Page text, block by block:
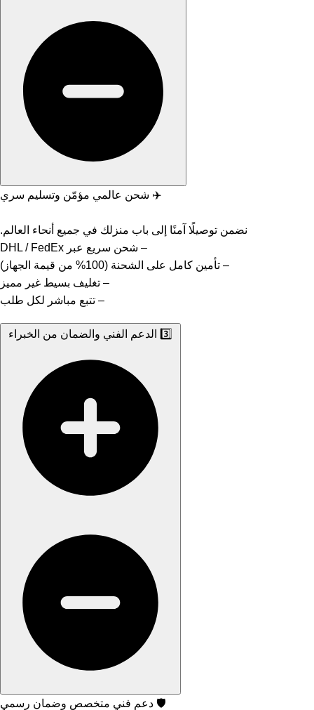
✈️ شحن عالمي مؤمّن وتسليم سري
نضمن توصيلًا آمنًا إلى باب منزلك في جميع أنحاء العالم.
– شحن سريع عبر DHL / FedEx
– تأمين كامل على الشحنة (100% من قيمة الجهاز)
– تغليف بسيط غير مميز
– تتبع مباشر لكل طلب
3️⃣ الدعم الفني والضمان من الخبراء
🛡️️ دعم فني متخصص وضمان رسمي